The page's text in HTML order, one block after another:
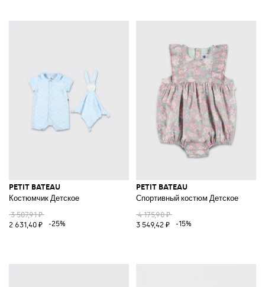
PETIT BATEAU
Костюмчик Детское
3 507,91 ₽
2 631,40 ₽
-25%
PETIT BATEAU
Спортивный костюм Детское
4 175,90 ₽
3 549,42 ₽
-15%